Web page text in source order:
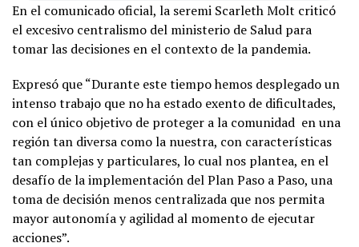
En el comunicado oficial, la seremi Scarleth Molt criticó
el excesivo centralismo del ministerio de Salud para
tomar las decisiones en el contexto de la pandemia.
Expresó que “Durante este tiempo hemos desplegado un
intenso trabajo que no ha estado exento de dificultades,
con el único objetivo de proteger a la comunidad en una
región tan diversa como la nuestra, con características
tan complejas y particulares, lo cual nos plantea, en el
desafío de la implementación del Plan Paso a Paso, una
toma de decisión menos centralizada que nos permita
mayor autonomía y agilidad al momento de ejecutar
acciones”.